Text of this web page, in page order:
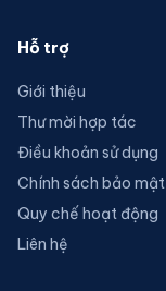
Hỗ trợ
Giới thiệu
Thư mời hợp tác
Điều khoản sử dụng
Chính sách bảo mật
Quy chế hoạt động
Liên hệ